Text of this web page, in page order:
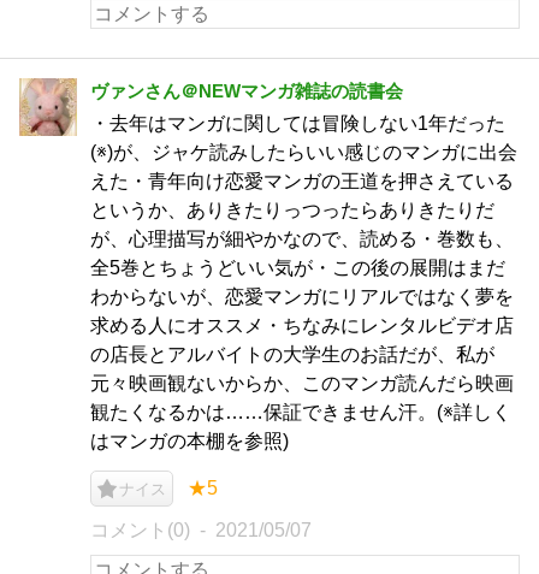
ヴァンさん＠NEWマンガ雑誌の読書会
・去年はマンガに関しては冒険しない1年だった
(※)が、ジャケ読みしたらいい感じのマンガに出会
えた・青年向け恋愛マンガの王道を押さえている
というか、ありきたりっつったらありきたりだ
が、心理描写が細やかなので、読める・巻数も、
全5巻とちょうどいい気が・この後の展開はまだ
わからないが、恋愛マンガにリアルではなく夢を
求める人にオススメ・ちなみにレンタルビデオ店
の店長とアルバイトの大学生のお話だが、私が
元々映画観ないからか、このマンガ読んだら映画
観たくなるかは……保証できません汗。(※詳しく
はマンガの本棚を参照)
ナイス ★5
コメント(0) 2021/05/07